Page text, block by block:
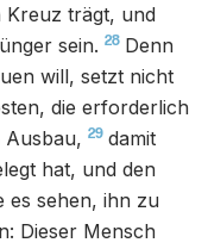
Kreuz trägt, und
sein. 28 Denn
will, setzt nicht
die erforderlich
29 damit
hat, und den
es sehen, ihn zu
Dieser Mensch